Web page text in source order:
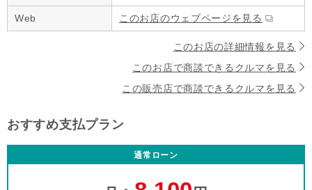
Web このお店のウェブページを見る
このお店の詳細情報を見る
このお店で商談できるクルマを見る
この販売店で商談できるクルマを見る
おすすめ支払プラン
通常ローン